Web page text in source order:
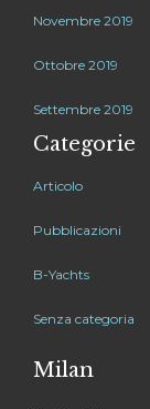
Novembre 2019
Ottobre 2019
Settembre 2019
Categorie
Articolo
Pubblicazioni
B-Yachts
Senza categoria
Milan